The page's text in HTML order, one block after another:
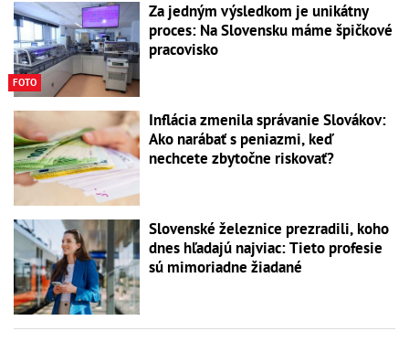
FOTO
Za jedným výsledkom je unikátny
proces: Na Slovensku máme špičkové
pracovisko
Inflácia zmenila správanie Slovákov:
Ako narábať s peniazmi, keď
nechcete zbytočne riskovať?
Slovenské železnice prezradili, koho
dnes hľadajú najviac: Tieto profesie
sú mimoriadne žiadané